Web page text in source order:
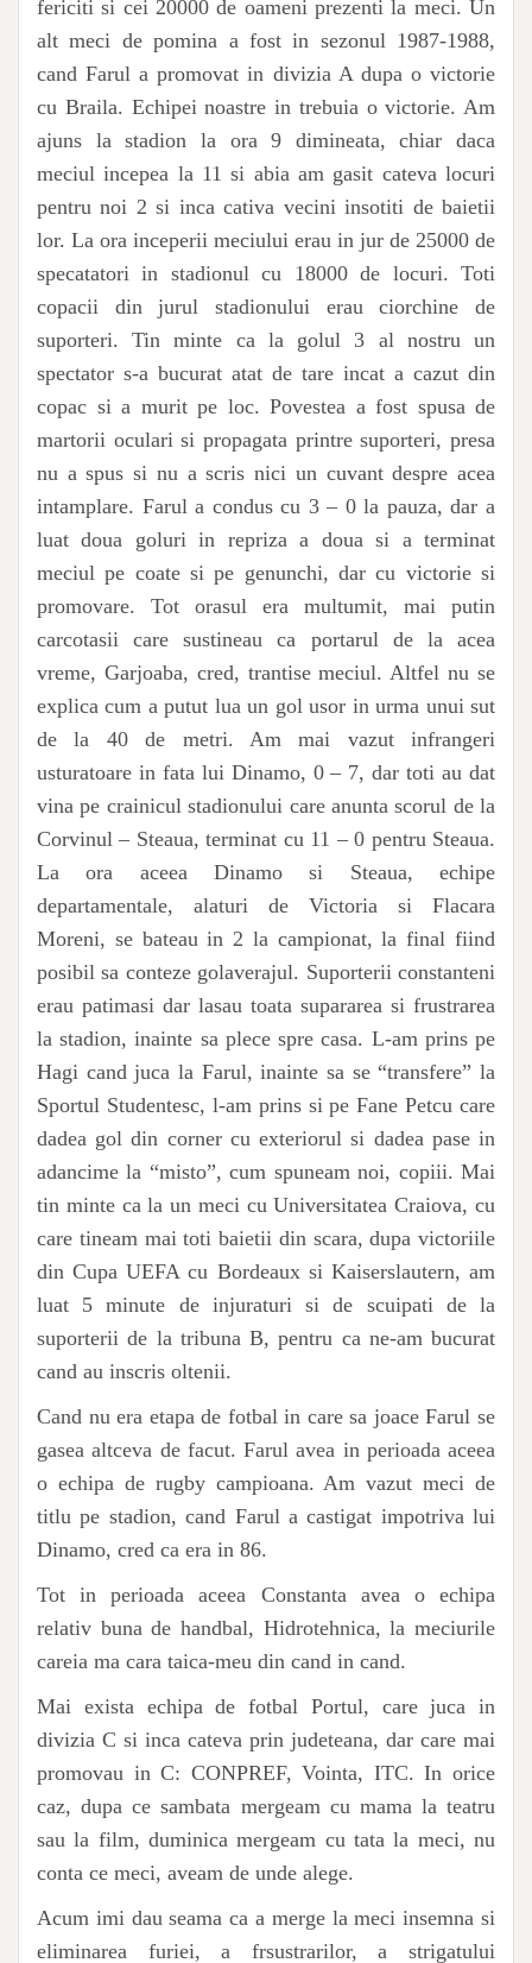
fericiti si cei 20000 de oameni prezenti la meci. Un
alt meci de pomina a fost in sezonul 1987-1988,
cand Farul a promovat in divizia A dupa o victorie
cu Braila. Echipei noastre in trebuia o victorie. Am
ajuns la stadion la ora 9 dimineata, chiar daca
meciul incepea la 11 si abia am gasit cateva locuri
pentru noi 2 si inca cativa vecini insotiti de baietii
lor. La ora inceperii meciului erau in jur de 25000 de
specatatori in stadionul cu 18000 de locuri. Toti
copacii din jurul stadionului erau ciorchine de
suporteri. Tin minte ca la golul 3 al nostru un
spectator s-a bucurat atat de tare incat a cazut din
copac si a murit pe loc. Povestea a fost spusa de
martorii oculari si propagata printre suporteri, presa
nu a spus si nu a scris nici un cuvant despre acea
intamplare. Farul a condus cu 3 – 0 la pauza, dar a
luat doua goluri in repriza a doua si a terminat
meciul pe coate si pe genunchi, dar cu victorie si
promovare. Tot orasul era multumit, mai putin
carcotasii care sustineau ca portarul de la acea
vreme, Garjoaba, cred, trantise meciul. Altfel nu se
explica cum a putut lua un gol usor in urma unui sut
de la 40 de metri. Am mai vazut infrangeri
usturatoare in fata lui Dinamo, 0 – 7, dar toti au dat
vina pe crainicul stadionului care anunta scorul de la
Corvinul – Steaua, terminat cu 11 – 0 pentru Steaua.
La ora aceea Dinamo si Steaua, echipe
departamentale, alaturi de Victoria si Flacara
Moreni, se bateau in 2 la campionat, la final fiind
posibil sa conteze golaverajul. Suporterii constanteni
erau patimasi dar lasau toata supararea si frustrarea
la stadion, inainte sa plece spre casa. L-am prins pe
Hagi cand juca la Farul, inainte sa se “transfere” la
Sportul Studentesc, l-am prins si pe Fane Petcu care
dadea gol din corner cu exteriorul si dadea pase in
adancime la “misto”, cum spuneam noi, copiii. Mai
tin minte ca la un meci cu Universitatea Craiova, cu
care tineam mai toti baietii din scara, dupa victoriile
din Cupa UEFA cu Bordeaux si Kaiserslautern, am
luat 5 minute de injuraturi si de scuipati de la
suporterii de la tribuna B, pentru ca ne-am bucurat
cand au inscris oltenii.
Cand nu era etapa de fotbal in care sa joace Farul se
gasea altceva de facut. Farul avea in perioada aceea
o echipa de rugby campioana. Am vazut meci de
titlu pe stadion, cand Farul a castigat impotriva lui
Dinamo, cred ca era in 86.
Tot in perioada aceea Constanta avea o echipa
relativ buna de handbal, Hidrotehnica, la meciurile
careia ma cara taica-meu din cand in cand.
Mai exista echipa de fotbal Portul, care juca in
divizia C si inca cateva prin judeteana, dar care mai
promovau in C: CONPREF, Vointa, ITC. In orice
caz, dupa ce sambata mergeam cu mama la teatru
sau la film, duminica mergeam cu tata la meci, nu
conta ce meci, aveam de unde alege.
Acum imi dau seama ca a merge la meci insemna si
eliminarea furiei, a frsustrarilor, a strigatului